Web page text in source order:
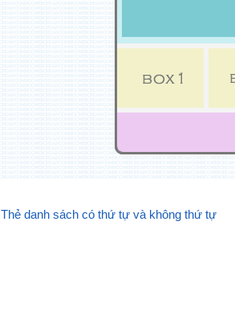
Thẻ danh sách có thứ tự và không thứ tự